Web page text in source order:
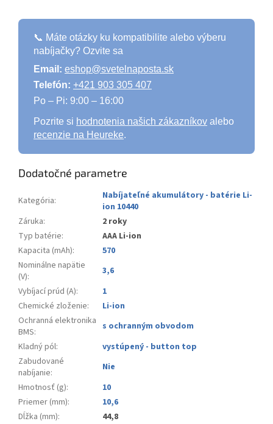
📞 Máte otázky ku kompatibilite alebo výberu
nabíjačky? Ozvite sa
Email: eshop@svetelnaposta.sk
Telefón: +421 903 305 407
Po – Pi: 9:00 – 16:00
Pozrite si hodnotenia našich zákazníkov alebo
recenzie na Heureke.
Dodatočné parametre
Kategória:
Nabíjateľné akumulátory - batérie Li-
ion 10440
Záruka:
2 roky
Typ batérie:
AAA Li-ion
Kapacita (mAh):
570
Nominálne napätie
(V):
3,6
Vybíjací prúd (A):
1
Chemické zloženie:
Li-ion
Ochranná elektronika
BMS:
s ochranným obvodom
Kladný pól:
vystúpený - button top
Zabudované
nabíjanie:
Nie
Hmotnosť (g):
10
Priemer (mm):
10,6
Dĺžka (mm):
44,8